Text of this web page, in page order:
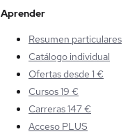
Aprender
Resumen particulares
Catálogo individual
Ofertas desde 1 €
Cursos 19 €
Carreras 147 €
Acceso PLUS